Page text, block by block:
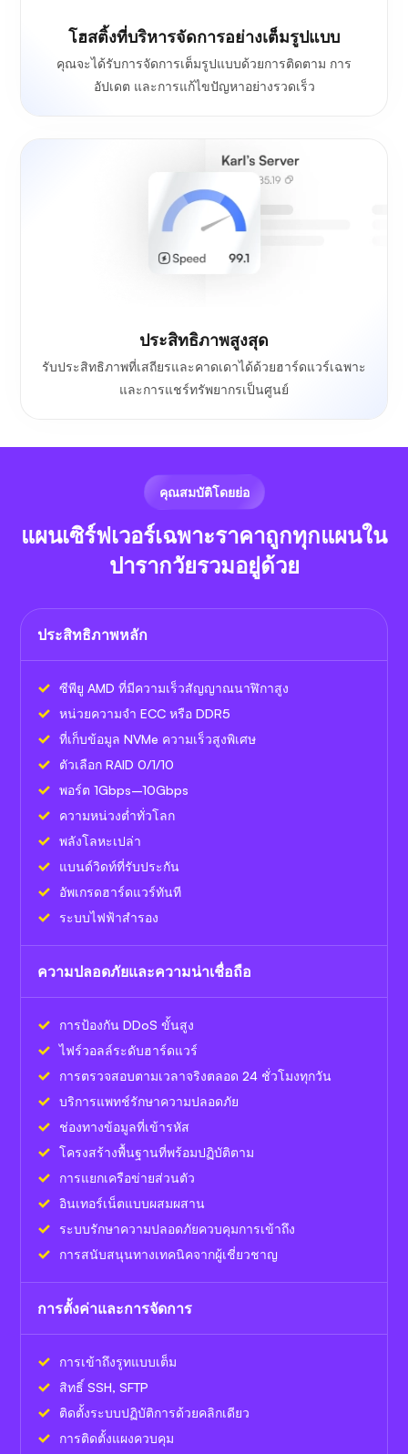
โฮสติ้งที่บริหารจัดการอย่างเต็มรูปแบบ
คุณจะได้รับการจัดการเต็มรูปแบบด้วยการติดตาม การ
อัปเดต และการแก้ไขปัญหาอย่างรวดเร็ว
ประสิทธิภาพสูงสุด
รับประสิทธิภาพที่เสถียรและคาดเดาได้ด้วยฮาร์ดแวร์เฉพาะ
และการแชร์ทรัพยากรเป็นศูนย์
คุณสมบัติโดยย่อ
แผนเซิร์ฟเวอร์เฉพาะราคาถูกทุกแผนใน
ปารากวัยรวมอยู่ด้วย
ประสิทธิภาพหลัก
ซีพียู AMD ที่มีความเร็วสัญญาณนาฬิกาสูง
หน่วยความจำ ECC หรือ DDR5
ที่เก็บข้อมูล NVMe ความเร็วสูงพิเศษ
ตัวเลือก RAID 0/1/10
พอร์ต 1Gbps–10Gbps
ความหน่วงต่ำทั่วโลก
พลังโลหะเปล่า
แบนด์วิดท์ที่รับประกัน
อัพเกรดฮาร์ดแวร์ทันที
ระบบไฟฟ้าสำรอง
ความปลอดภัยและความน่าเชื่อถือ
การป้องกัน DDoS ขั้นสูง
ไฟร์วอลล์ระดับฮาร์ดแวร์
การตรวจสอบตามเวลาจริงตลอด 24 ชั่วโมงทุกวัน
บริการแพทช์รักษาความปลอดภัย
ช่องทางข้อมูลที่เข้ารหัส
โครงสร้างพื้นฐานที่พร้อมปฏิบัติตาม
การแยกเครือข่ายส่วนตัว
อินเทอร์เน็ตแบบผสมผสาน
ระบบรักษาความปลอดภัยควบคุมการเข้าถึง
การสนับสนุนทางเทคนิคจากผู้เชี่ยวชาญ
การตั้งค่าและการจัดการ
การเข้าถึงรูทแบบเต็ม
สิทธิ์ SSH, SFTP
ติดตั้งระบบปฏิบัติการด้วยคลิกเดียว
การติดตั้งแผงควบคุม